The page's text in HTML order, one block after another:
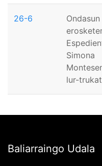
26-6
Ondasun
Simona
lur-
Baliarraingo Udala